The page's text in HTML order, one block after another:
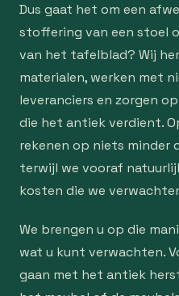
Dus gaat het om een
stoffering van een stoel
van het tafelblad? Wij
materialen, werken met
leveranciers en zorgen
die het antiek verdient.
rekenen op niets minder
terwijl we vooraf
kosten die we
We brengen u op die
wat u kunt verwachten.
gaan met het antiek